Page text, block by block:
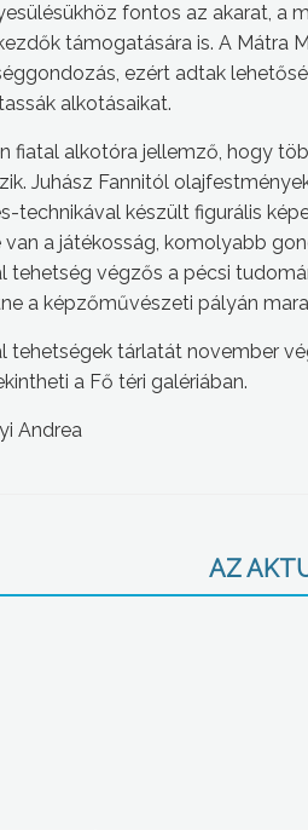
fontos az akarat, a
támogatására is. A Mátra
ezért adtak
alkotásaikat.
fiatal alkotóra jellemző, hogy
Juhász Fannitól
technikával készült figurális
van a játékosság, komolyabb
tehetség végzős a pécsi
a képzőművészeti pályán
tehetségek tárlatát november
a Fő téri galériában.
Andrea
AZ